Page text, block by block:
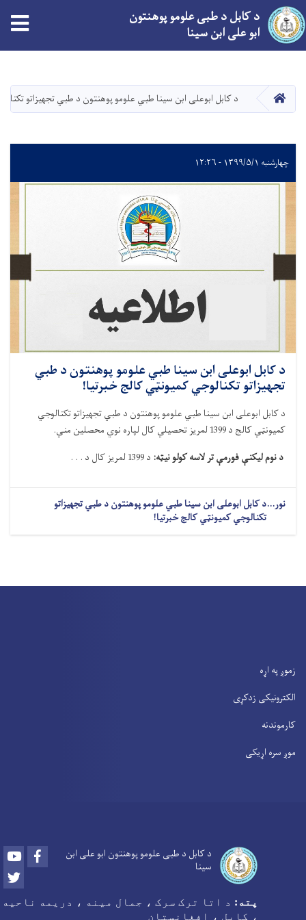
دانګل
د کابل د طبی علومو پوهنتون
ابو علی ابن سینا
کور د کابل ابوعلی ابن سینا طبي علومو پوهنتون د طبي تجهیزاتو
چهارشنبه ۱۳۹۹/۵/۱ - ۱۲:۲۶
د کابل ابوعلی ابن سینا طبي علومو پوهنتون د طبي
تجهیزاتو تکنالوجي کمیونټي کالج خبرتیا!
د کابل ابوعلی ابن سینا طبي علومو پوهنتون د طبي تجهیزاتو تکنالوجي
کمیونټي کالج د 1399 لمریز تحصیلي کال لپاره نوي محصلین مني.
د نوم لیکنې فورمې تر لاسه کولو نیټه: د 1399 لمریز کال د . . .
نور...د کابل ابوعلی ابن سینا طبي علومو پوهنتون د طبي تجهیزاتو
تکنالوجي کمیونټي کالج خبرتیا!
زموږ په اړه
الکترونیکی زدکړی
کارموندنه
موږ سره اړیکی
د کابل د طبی علومو پوهنتون ابو علی ابن
سینا
Youtube Facebook
پته: د اتا ترک سرک ، جمال مینه ، دریمه ناحیه
، کابل ، افغانستان